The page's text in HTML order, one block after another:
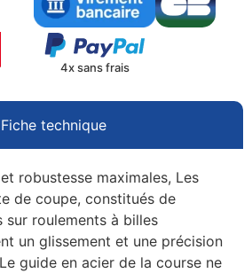
4x sans frais
Fiche technique
robustesse maximales, Les
de coupe, constitués de
sur roulements à billes
un glissement et une précision
guide en acier de la course ne